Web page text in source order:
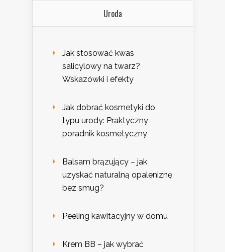
Uroda
Jak stosować kwas
salicylowy na twarz?
Wskazówki i efekty
Jak dobrać kosmetyki do
typu urody: Praktyczny
poradnik kosmetyczny
Balsam brązujący – jak
uzyskać naturalną opaleniznę
bez smug?
Peeling kawitacyjny w domu
Krem BB – jak wybrać